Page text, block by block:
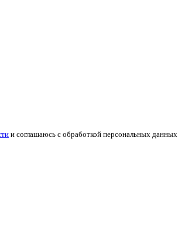
и соглашаюсь с обработкой персональных данных